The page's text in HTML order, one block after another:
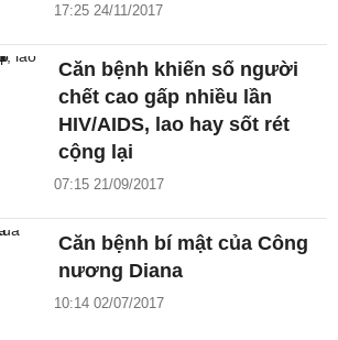
17:25 24/11/2017
Căn bệnh khiến số người
chết cao gấp nhiều lần
HIV/AIDS, lao hay sốt rét
cộng lại
07:15 21/09/2017
Căn bệnh bí mật của Công
nương Diana
10:14 02/07/2017